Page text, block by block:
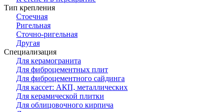
Тип крепления
Стоечная
Ригельная
Сточно-ригельная
Другая
Специализация
Для керамогранита
Для фиброцементных плит
Для фиброцементного сайдинга
Для кассет: АКП, металлических
Для керамической плитки
Для облицовочного кирпича